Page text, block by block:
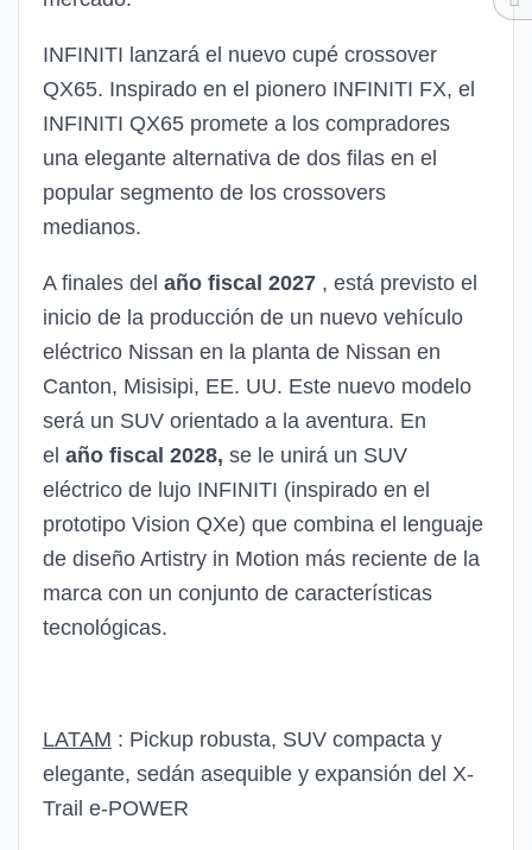
INFINITI lanzará el nuevo cupé crossover
QX65. Inspirado en el pionero INFINITI FX, el
INFINITI QX65 promete a los compradores
una elegante alternativa de dos filas en el
popular segmento de los crossovers
medianos.
A finales del año fiscal 2027 , está previsto el
inicio de la producción de un nuevo vehículo
eléctrico Nissan en la planta de Nissan en
Canton, Misisipi, EE. UU. Este nuevo modelo
será un SUV orientado a la aventura. En
el año fiscal 2028, se le unirá un SUV
eléctrico de lujo INFINITI (inspirado en el
prototipo Vision QXe) que combina el lenguaje
de diseño Artistry in Motion más reciente de la
marca con un conjunto de características
tecnológicas.
LATAM : Pickup robusta, SUV compacta y
elegante, sedán asequible y expansión del X-
Trail e-POWER